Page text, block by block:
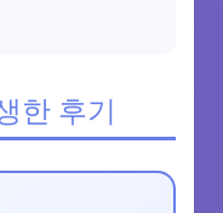
한 후기